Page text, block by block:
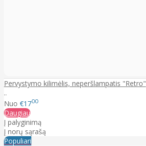
Pervystymo kilimėlis, neperšlampatis "Retro"
..
Nuo €1700
Daugiau
Į palyginimą
Į norų sąrašą
Populiari